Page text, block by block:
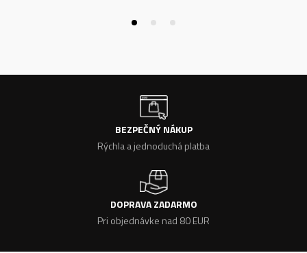
BEZPEČNÝ NÁKUP
Rýchla a jednoduchá platba
DOPRAVA ZADARMO
Pri objednávke nad 80 EUR